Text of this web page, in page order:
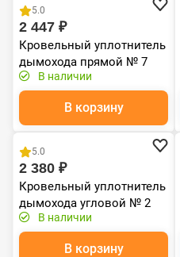
5.0
2 447 ₽
Кровельный уплотнитель
дымохода прямой № 7
силикон 157-280 мм
красный
В наличии
В корзину
Хит продаж
5.0
2 380 ₽
Кровельный уплотнитель
дымохода угловой № 2
силикон 203-280 mm
графитовый
В наличии
В корзину